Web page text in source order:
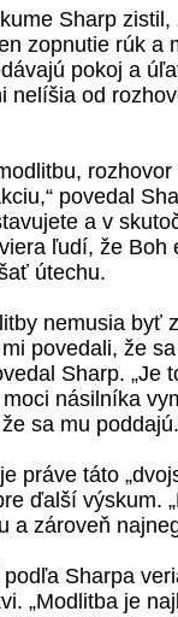
Sharp
zopnutie rúk a
pokoj a
nelíšia od
povedal
a v
ľudí, že Boh
útechu.
nemusia byť
povedali, že
Sharp.
násilníka
sa mu
práve táto
ďalší výskum.
a zároveň
Sharpa
„Modlitba je